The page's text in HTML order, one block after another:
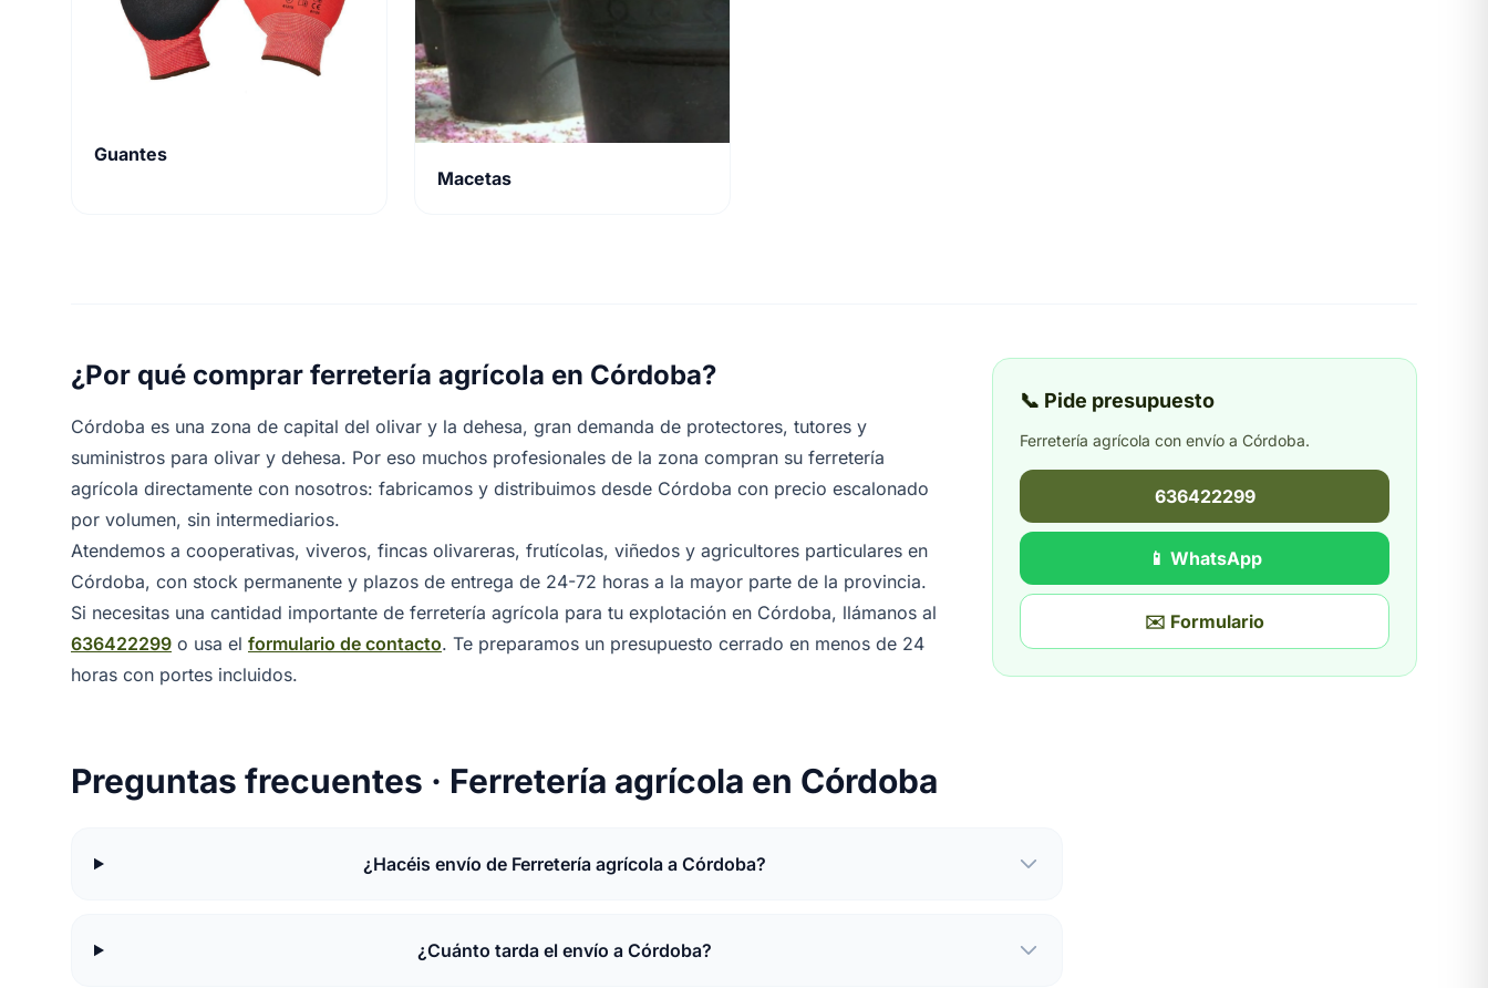
Guantes
Macetas
¿Por qué comprar ferretería agrícola en Córdoba?
Córdoba es una zona de capital del olivar y la dehesa, gran demanda de protectores, tutores y
suministros para olivar y dehesa. Por eso muchos profesionales de la zona compran su ferretería
agrícola directamente con nosotros: fabricamos y distribuimos desde Córdoba con precio escalonado
por volumen, sin intermediarios.
Atendemos a cooperativas, viveros, fincas olivareras, frutícolas, viñedos y agricultores particulares en
Córdoba, con stock permanente y plazos de entrega de 24-72 horas a la mayor parte de la provincia.
Si necesitas una cantidad importante de ferretería agrícola para tu explotación en Córdoba, llámanos al
636422299 o usa el formulario de contacto. Te preparamos un presupuesto cerrado en menos de 24
horas con portes incluidos.
📞 Pide presupuesto
Ferretería agrícola con envío a Córdoba.
636422299
📱 WhatsApp
✉️ Formulario
Preguntas frecuentes · Ferretería agrícola en Córdoba
¿Hacéis envío de Ferretería agrícola a Córdoba?
¿Cuánto tarda el envío a Córdoba?